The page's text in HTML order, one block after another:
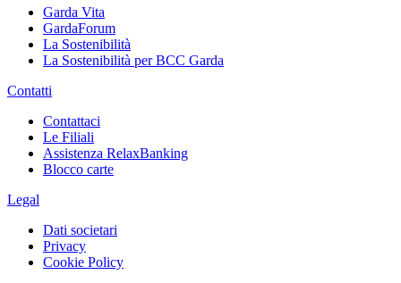
Garda Vita
GardaForum
La Sostenibilità
La Sostenibilità per BCC Garda
Contatti
Contattaci
Le Filiali
Assistenza RelaxBanking
Blocco carte
Legal
Dati societari
Privacy
Cookie Policy